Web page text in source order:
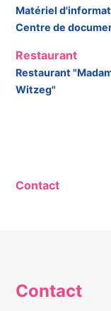
Matériel
Centre de
Restaurant
Restaurant
Witzeg"
Contact
Contact